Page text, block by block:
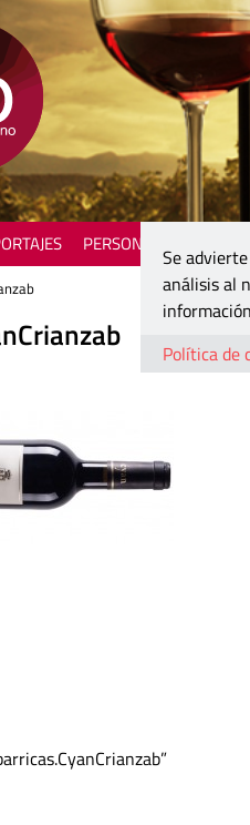
PERSONAJES
Se
análisis al
Política de